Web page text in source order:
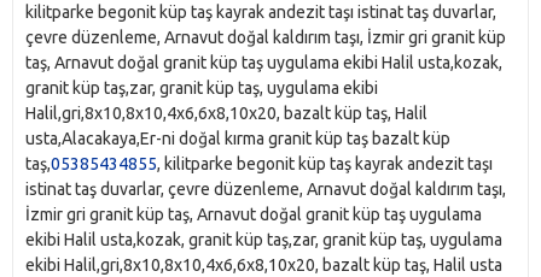
kilitparke begonit küp taş kayrak andezit taşı istinat taş duvarlar,
çevre düzenleme, Arnavut doğal kaldırım taşı, İzmir gri granit küp
taş, Arnavut doğal granit küp taş uygulama ekibi Halil usta,kozak,
granit küp taş,zar, granit küp taş, uygulama ekibi
Halil,gri,8x10,8x10,4x6,6x8,10x20, bazalt küp taş, Halil
usta,Alacakaya,Er-ni doğal kırma granit küp taş bazalt küp
taş,05385434855, kilitparke begonit küp taş kayrak andezit taşı
istinat taş duvarlar, çevre düzenleme, Arnavut doğal kaldırım taşı,
İzmir gri granit küp taş, Arnavut doğal granit küp taş uygulama
ekibi Halil usta,kozak, granit küp taş,zar, granit küp taş, uygulama
ekibi Halil,gri,8x10,8x10,4x6,6x8,10x20, bazalt küp taş, Halil usta